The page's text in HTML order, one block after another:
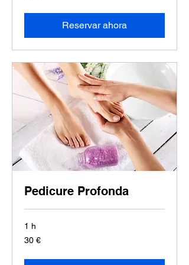
Reservar ahora
Pedicure Profonda
1 h
30
euros
30 €